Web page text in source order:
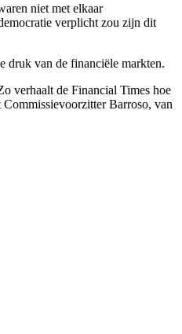
niet met elkaar
verplicht zou zijn dit
druk van de financiële markten.
verhaalt de Financial Times hoe
Barroso, van